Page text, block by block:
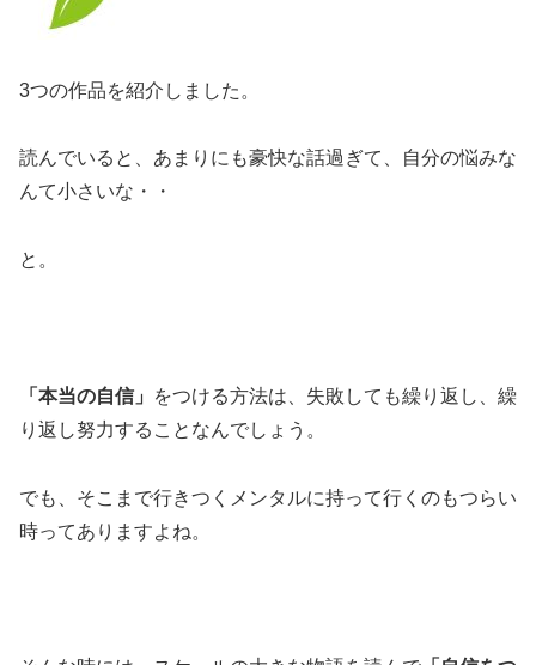
3つの作品を紹介しました。
読んでいると、あまりにも豪快な話過ぎて、自分の悩みな
んて小さいな・・
と。
「本当の自信」
をつける方法は、失敗しても繰り返し、繰
り返し努力することなんでしょう。
でも、そこまで行きつくメンタルに持って行くのもつらい
時ってありますよね。